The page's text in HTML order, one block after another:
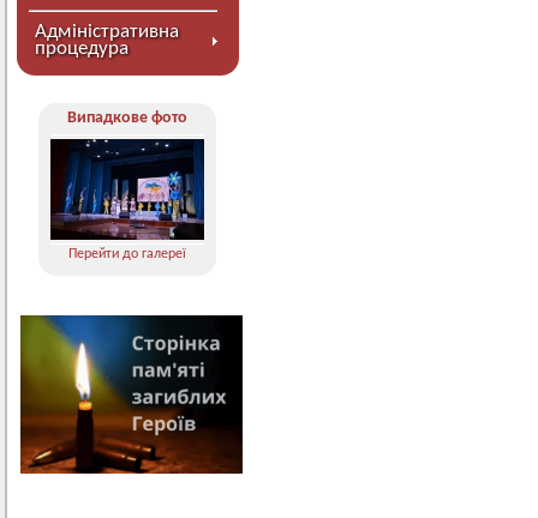
Адміністративна
процедура
Випадкове фото
Перейти до галереї